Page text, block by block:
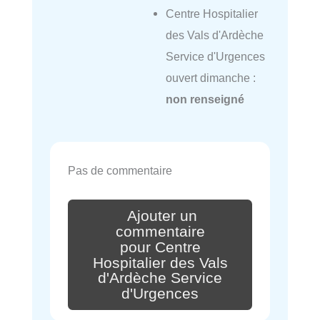
Centre Hospitalier
des Vals d'Ardèche
Service d'Urgences
ouvert dimanche :
non renseigné
Pas de commentaire
Ajouter un
commentaire
pour Centre
Hospitalier des Vals
d'Ardèche Service
d'Urgences